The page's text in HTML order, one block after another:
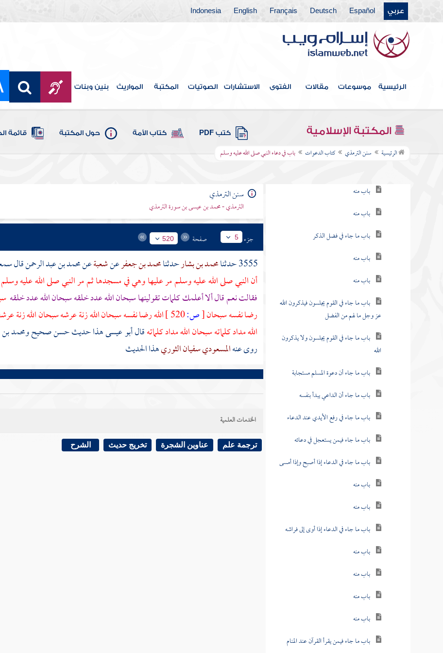
عربي Español
Deutsch
Français
English
Indonesia
الرئيسية موسوعات مقالات الفتوى الاستشارات الصوتيات المكتبة المواريث بنين وبنات
المكتبة الإسلامية كتب PDF كتاب الأمة حول المكتبة قائمة
الرئيسية سنن الترمذي كتاب الدعوات باب في دعاء النبي صلى الله عليه وسلم
كتاب الاستئذان والآداب
كتاب الأدب
كتاب الأمثال
كتاب فضائل القرآن
كتاب القراءات
كتاب تفسير القرآن
كتاب الدعوات
باب منه
باب منه
باب ما جاء في فضل الذكر
باب منه
باب منه
باب ما جاء في القوم يجلسون فيذكرون الله
عز وجل ما لهم من الفضل
باب ما جاء في القوم يجلسون ولا يذكرون
الله
باب ما جاء أن دعوة المسلم مستجابة
باب ما جاء أن الداعي يبدأ بنفسه
باب ما جاء في رفع الأيدي عند الدعاء
باب ما جاء فيمن يستعجل في دعائه
باب ما جاء في الدعاء إذا أصبح وإذا أمسى
باب منه
باب منه
باب ما جاء في الدعاء إذا أوى إلى فراشه
باب منه
باب منه
باب منه
باب منه
باب ما جاء فيمن يقرأ القرآن عند المنام
سنن الترمذي
الترمذي - محمد بن عيسى بن سورة الترمذي
جزء 5 صفحة 520
3555 حدثنا محمد بن بشارحدثنامحمد بن جعفرعنشعبةعنمحمد بن عبد الرحمنقال
أن النبي صلى الله عليه وسلم مر عليها وهي في مسجدها ثم مر النبي صلى الله عليه
فقالت نعم قال ألا أعلمك كلمات تقولينها سبحان الله عدد خلقه سبحان الله عدد خلقه
رضا نفسه سبحان[ص:520 ]
الله رضا نفسه سبحان الله زنة عرشه سبحان الله زنة
الله مداد كلماته سبحان الله مداد كلماتهقال أبو عيسى هذا حديث حسن صحيحومحمد
روى عنهالمسعوديسفيان الثوريهذا الحديث
الخدمات العلمية
ترجمة علم عناوين الشجرة تخريج حديث الشرح